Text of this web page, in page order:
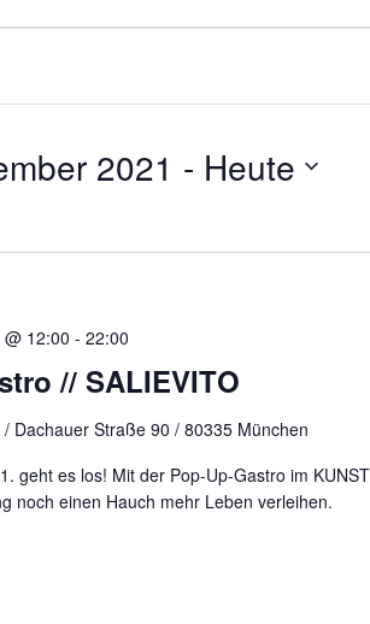
2021 - Heute
// SALIEVITO
12:00 - 22:00
/ Dachauer Straße 90 / 80335 München
geht es los! Mit der Pop-Up-Gastro im
noch einen Hauch mehr Leben verleihen.